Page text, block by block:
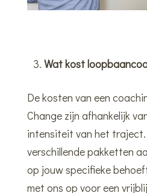
Wat kost
De kosten van een
Change zijn afhankelijk
intensiteit van het traject.
verschillende pakketten
op jouw specifieke
met ons op voor een